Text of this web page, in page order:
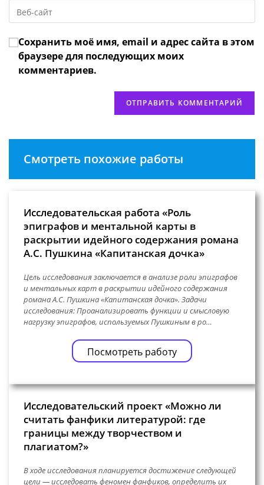
чтобы
прокомментировать
адрес,
чтобы
URL
веб-
сайта
(необязательно)
Сохранить моё имя, email и адрес сайта в этом
браузере для последующих моих
комментариев.
Смотреть похожие работы
Исследовательская работа «Роль
эпиграфов и ментальной карты в
раскрытии идейного содержания романа
А.С. Пушкина «Капитанская дочка»
Цель исследования заключается в анализе роли эпиграфов
и ментальных карт в раскрытии идейного содержания
романа А.С. Пушкина «Капитанская дочка». Задачи
исследования: Проанализировать функции и смысловую
нагрузку эпиграфов, используемых Пушкиным в ро…
Посмотреть работу
Исследовательский проект «Можно ли
считать фанфики литературой: где
границы между творчеством и
плагиатом?»
В ходе исследования планируется достижение следующей
цели — исследовать феномен фанфиков, определить их